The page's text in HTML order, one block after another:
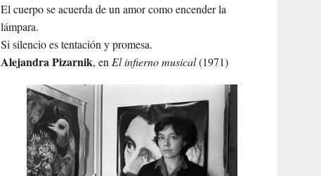
El cuerpo se acuerda de un amor como encender la
lámpara.
Si silencio es tentación y promesa.
AlejandraPizarnik, enEl infierno musical(1971)